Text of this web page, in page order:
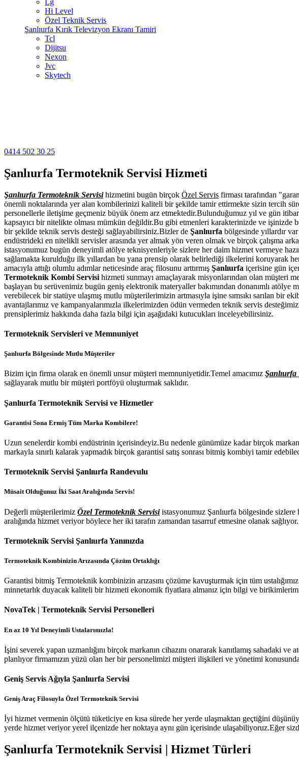
Lg
Hi Level
Özel Teknik Servis
Şanlıurfa Kırık Televizyon Ekranı Tamiri
Tcl
Dijitsu
Nexon
Jvc
Skytech
0414 502 30 25
Şanlıurfa Termoteknik Servisi Hizmeti
Şanlıurfa Termoteknik Servisihizmetini bugün birçok Özel Servis firması tarafından
önemli noktalarında yer alan kombilerinizi kaliteli bir şekilde tamir ettirmekte sizin tercih
personellerle iletişime geçmeniz büyük önem arz etmektedir.Bulunduğumuz yıl ve gün
kapsayıcı bir nitelikte olması mümkün değildir.Bu gibi etmenleri karakterinizde ve işinizde
bir şekilde teknik servis desteği sağlayabilirsiniz.Bizler de Şanlıurfa bölgesinde yıllardır
endüstrideki en nitelikli servisler arasında yer almak yön veren olmak ve birçok çalışma
istasyonumuz bugün deneyimli atölye teknisyenleriyle sizlere her daim hizmet vermeye
sağlamakta kurulduğu ilk yıllardan bu yana prensip olarak belirlediği ilkelerini koruyarak
amacıyla attığı olumlu adımlar neticesinde araç filosunu arttırmış Şanlıurfa içerisine gün
Termoteknik Kombi Servisi hizmeti sunmayı amaçlayarak misyonlarından olan müşteri
başlayan bu serüvenimiz bugün geniş elektronik materyaller bakımından donanımlı
verebilecek bir statüye ulaşmış mutlu müşterilerimizin artmasıyla işine sımsıkı sarılan bir
avantajlarımız ve kampanyalarımızla ilkelerimizden ödün vermeden teknik servis
prensiplerimiz hakkında daha fazla bilgi için aşağıdaki kutucukları inceleyebilirsiniz.
Termoteknik Servisleri ve Memnuniyet
Şanlıurfa Bölgesinde Mutlu Müşteriler
Bizim için firma olarak en önemli unsur müşteri memnuniyetidir.Temel amacımız Şanlıurfa
sağlayarak mutlu bir müşteri portföyü oluşturmak saklıdır.
Şanlıurfa Termoteknik Servisi ve Hizmetler
Garantisi Sona Ermiş Tüm Marka Kombilere!
Uzun senelerdir kombi endüstrinin içerisindeyiz.Bu nedenle günümüze kadar birçok
markayla sınırlı kalarak yapmadık birçok garantisi satış sonrası bitmiş kombiyi tamir
Termoteknik Servisi Şanlıurfa Randevulu
Müsait Olduğunuz İki Saat Aralığında Servis!
Değerli müşterilerimiz Özel Termoteknik Servisiistasyonumuz Şanlıurfa bölgesinde
aralığında hizmet veriyor böylece her iki tarafın zamandan tasarruf etmesine olanak sağlıyor.
Termoteknik Servisi Şanlıurfa Yanınızda
Termoteknik Kombinizin Arızasında Çözüm Ortaklığı
Garantisi bitmiş Termoteknik kombinizin arızasını çözüme kavuşturmak için tüm
minnetarlık duyacak kaliteli bir hizmeti ekonomik fiyatlara almanız için bilgi ve
NovaTek | Termoteknik Servisi Personelleri
En az 10 Yıl Deneyimli Ustalarımızla!
İşini severek yapan uzmanlığını birçok markanın cihazını onararak kanıtlamış sahadaki ve
planlıyor firmamızın yüzü olan her bir personelimizi müşteri ilişkileri ve yönetimi
Geniş Servis Ağıyla Şanlıurfa Servisi
Geniş Araç Filosuyla Özel Termoteknik Servisi
İyi hizmet vermenin ölçütü tüketiciye en kısa sürede her yerde ulaşmaktan geçtiğini
yerde hizmet veriyor yerel ilçenizde her noktaya aynı gün içerisinde ulaşabiliyoruz.Eğer
Şanlıurfa Termoteknik Servisi | Hizmet Türleri